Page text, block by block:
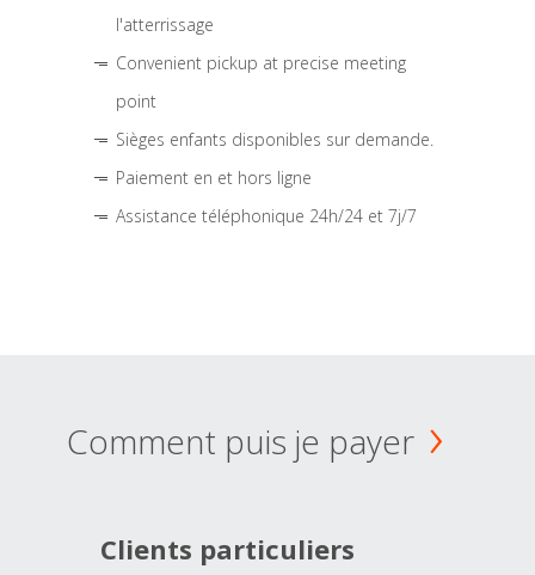
l'atterrissage
Convenient pickup at precise meeting
point
Sièges enfants disponibles sur demande.
Paiement en et hors ligne
Assistance téléphonique 24h/24 et 7j/7
Comment puis je payer
Clients particuliers